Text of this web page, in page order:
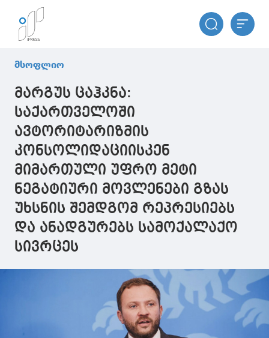
მსოფლიო
მარგუს ცაჰკნა:
საქართველოში
ავტორიტარიზმის
კონსოლიდაციისკენ
მიმართული უფრო მეტი
ნეგატიური მოვლენები გზას
უხსნის შემდგომ რეპრესიებს
და ანადგურებს სამოქალაქო
სივრცეს